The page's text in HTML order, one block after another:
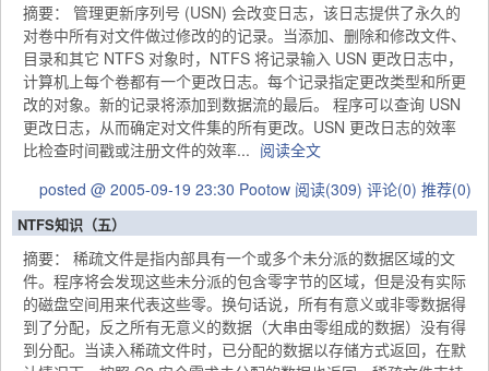
摘要： 管理更新序列号 (USN) 会改变日志，该日志提供了永久的
对卷中所有对文件做过修改的的记录。当添加、删除和修改文件、
目录和其它 NTFS 对象时，NTFS 将记录输入 USN 更改日志中，
计算机上每个卷都有一个更改日志。每个记录指定更改类型和所更
改的对象。新的记录将添加到数据流的最后。 程序可以查询 USN
更改日志，从而确定对文件集的所有更改。USN 更改日志的效率
比检查时间戳或注册文件的效率... 阅读全文
posted @ 2005-09-19 23:30 Pootow 阅读(309) 评论(0) 推荐(0)
NTFS知识（五）
摘要： 稀疏文件是指内部具有一个或多个未分派的数据区域的文
件。程序将会发现这些未分派的包含零字节的区域，但是没有实际
的磁盘空间用来代表这些零。换句话说，所有有意义或非零数据得
到了分配，反之所有无意义的数据（大串由零组成的数据）没有得
到分配。当读入稀疏文件时，已分配的数据以存储方式返回，在默